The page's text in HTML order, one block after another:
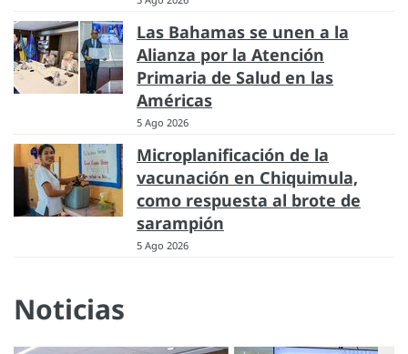
Las Bahamas se unen a la
Alianza por la Atención
Primaria de Salud en las
Américas
5 Ago 2026
Microplanificación de la
vacunación en Chiquimula,
como respuesta al brote de
sarampión
5 Ago 2026
Noticias